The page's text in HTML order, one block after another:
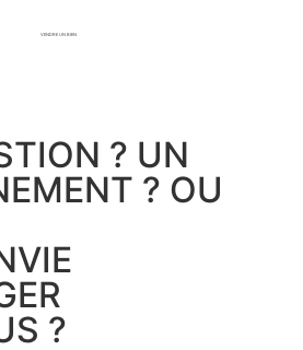
VENDRE UN BIEN
? UN
? OU
?